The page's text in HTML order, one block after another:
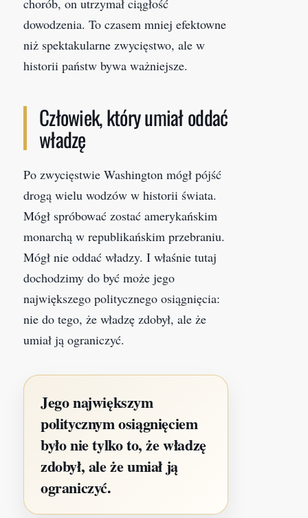
chorób, on utrzymał ciągłość
dowodzenia. To czasem mniej efektowne
niż spektakularne zwycięstwo, ale w
historii państw bywa ważniejsze.
Człowiek, który umiał oddać
władzę
Po zwycięstwie Washington mógł pójść
drogą wielu wodzów w historii świata.
Mógł spróbować zostać amerykańskim
monarchą w republikańskim przebraniu.
Mógł nie oddać władzy. I właśnie tutaj
dochodzimy do być może jego
największego politycznego osiągnięcia:
nie do tego, że władzę zdobył, ale że
umiał ją ograniczyć.
Jego największym
politycznym osiągnięciem
było nie tylko to, że władzę
zdobył, ale że umiał ją
ograniczyć.